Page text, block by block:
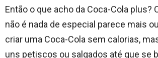
Então o que acho da Coca-Cola plus?
não é nada de especial parece mais
criar uma Coca-Cola sem calorias,
uns petiscos ou salgados até que se